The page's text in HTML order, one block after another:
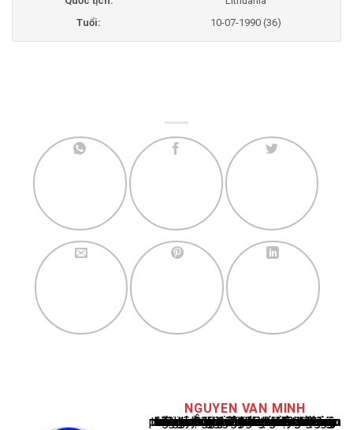
Tuổi:
10-07-1990 (36)
NGUYEN VAN MINH
Nguyễn Văn Minh là một trong những chuyên gia hàng đầu về báo cáo tin tức thể thao tại Việt Nam, với hơn 10 năm hoạt động trong ngành. Ông có kiến thức sâu rộng và kinh nghiệm đáng kể trong việc phân tích và báo cáo về các sự kiện thể thao hàng đầu. Sự hiểu biết sâu sắc của ông về ngành này đã giúp ông xây dựng uy tín và danh tiếng trong cộng đồng báo chí thể thao.